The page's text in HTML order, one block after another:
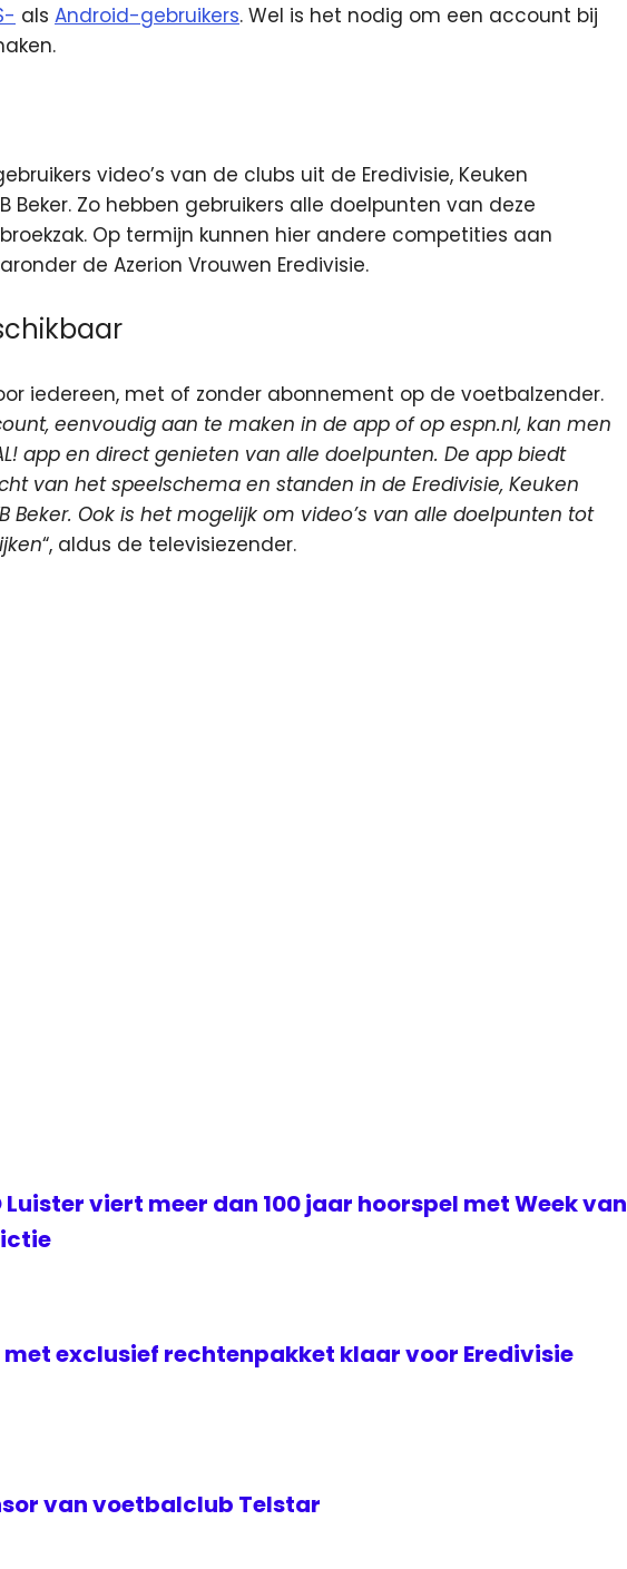
als Android-gebruikers. Wel is het nodig om een account bij
video’s van de clubs uit de Eredivisie, Keuken
Beker. Zo hebben gebruikers alle doelpunten van deze
Op termijn kunnen hier andere competities aan
de Azerion Vrouwen Eredivisie.
iedereen, met of zonder abonnement op de voetbalzender.
eenvoudig aan te maken in de app of op espn.nl, kan men
app en direct genieten van alle doelpunten. De app biedt
van het speelschema en standen in de Eredivisie, Keuken
Beker. Ook is het mogelijk om video’s van alle doelpunten tot
“, aldus de televisiezender.
Luister viert meer dan 100 jaar hoorspel met Week van
met exclusief rechtenpakket klaar voor Eredivisie
van voetbalclub Telstar